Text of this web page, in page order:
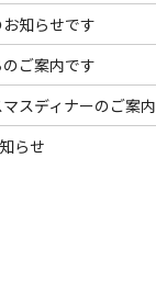
知らせです
ご案内です
スディナーのご案内
らせ